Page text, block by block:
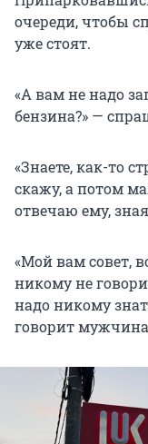
очереди, чтобы
уже стоят.
«А вам не надо
бензина?» —
«Знаете, как-то
скажу, а потом
отвечаю ему,
«Мой вам совет,
никому не
надо никому
говорит